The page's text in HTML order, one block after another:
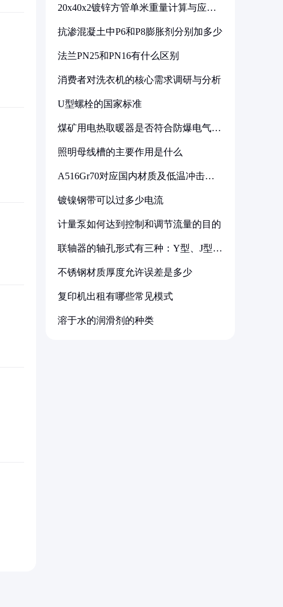
20x40x2镀锌方管单米重量计算与应用
抗渗混凝土中P6和P8膨胀剂分别加多少
法兰PN25和PN16有什么区别
消费者对洗衣机的核心需求调研与分析
U型螺栓的国家标准
煤矿用电热取暖器是否符合防爆电气设
照明母线槽的主要作用是什么
A516Gr70对应国内材质及低温冲击要
镀镍钢带可以过多少电流
计量泵如何达到控制和调节流量的目的
联轴器的轴孔形式有三种：Y型、J型、
不锈钢材质厚度允许误差是多少
复印机出租有哪些常见模式
溶于水的润滑剂的种类